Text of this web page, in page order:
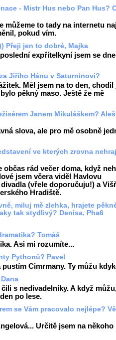
- Mistr Hus nebo Pan Hus?
můžeme to tady na internetu
pokud vím.
Přeji jen to dobré, Majka
expřítelkyní jsem se
Jiřího Hánu v Saturninovi?
Měl jsem na to den, chodil
pěkný maso. Ještě že mě
Janem Mikuláškem?
slova, ale pro mě osobně
ve kterých zrovna
občas rád večer doma, když
jsem včera viděl Havlovu
(vřele doporučuju!) a
Hradiště.
miluj mě zlehka, hrajete
tak stydlivý? Denisa, Pha6
Tomáš
Asi mi rozumíte...
Pythonů? Pavel
pustím Cimrmany. Ty můžu
s nedivadelníky. A když
po lese.
se Vám pracovalo nejlépe?
Určitě jsem na někoho